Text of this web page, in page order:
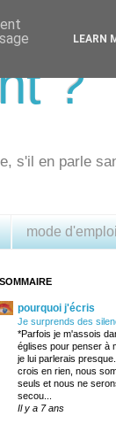
?
s'il en parle
mode d'emploi
SOMMAIRE
pourquoi j'écris
Je surprends des
*Parfois je m'assois
églises pour penser à
je lui parlerais
crois en rien, nous
seuls et nous ne
secou...
Il y a 7 ans
LEARN